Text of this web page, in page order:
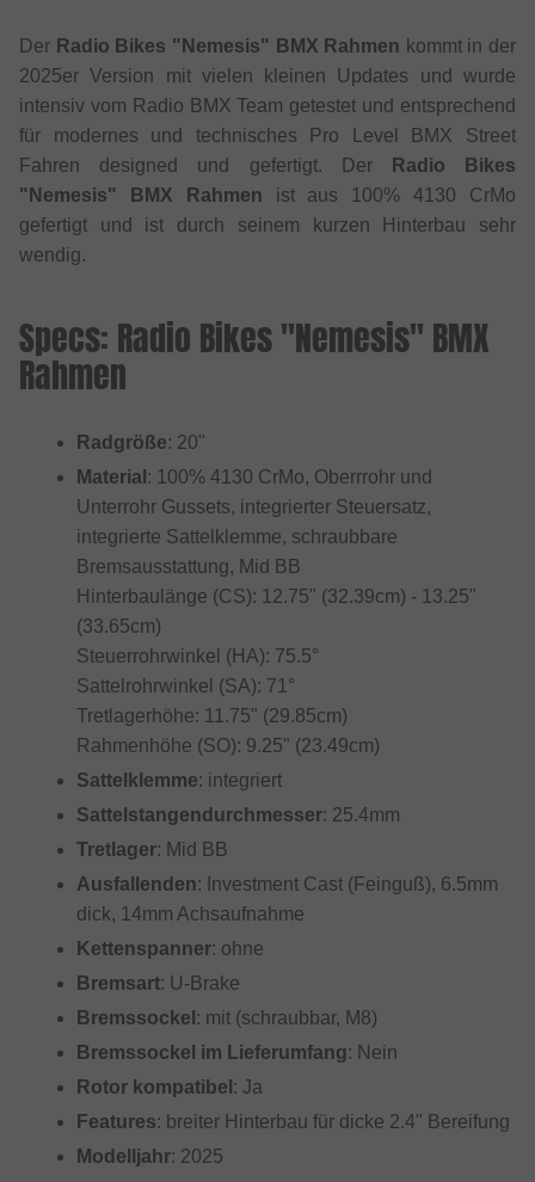
Der Radio Bikes "Nemesis" BMX Rahmen kommt in der
2025er Version mit vielen kleinen Updates und wurde
intensiv vom Radio BMX Team getestet und entsprechend
für modernes und technisches Pro Level BMX Street
Fahren designed und gefertigt. Der
Radio Bikes
"Nemesis" BMX Rahmen ist aus 100% 4130 CrMo
gefertigt und ist durch seinem kurzen Hinterbau sehr
wendig.
Specs: Radio Bikes "Nemesis" BMX
Rahmen
Radgröße: 20"
Material : 100% 4130 CrMo, Oberrrohr und
Unterrohr Gussets, integrierter Steuersatz,
integrierte Sattelklemme, schraubbare
Bremsausstattung, Mid BB
Hinterbaulänge (CS): 12.75" (32.39cm) - 13.25"
(33.65cm)
Steuerrohrwinkel (HA): 75.5°
Sattelrohrwinkel (SA): 71°
Tretlagerhöhe: 11.75" (29.85cm)
Rahmenhöhe (SO): 9.25" (23.49cm)
Sattelklemme: integriert
Sattelstangendurchmesser: 25.4mm
Tretlager: Mid BB
Ausfallenden: Investment Cast (Feinguß), 6.5mm
dick, 14mm Achsaufnahme
Kettenspanner: ohne
Bremsart: U-Brake
Bremssockel : mit (schraubbar, M8)
Bremssockel im Lieferumfang: Nein
Rotor kompatibel : Ja
Features: breiter Hinterbau für dicke 2.4" Bereifung
Modelljahr: 2025